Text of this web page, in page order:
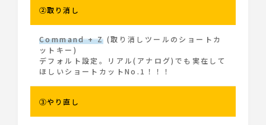
②取り消し
Command + Z (取り消しツールのショートカ
ットキー)
デフォルト設定。リアル(アナログ)でも実在して
ほしいショートカットNo.1！！！
③やり直し